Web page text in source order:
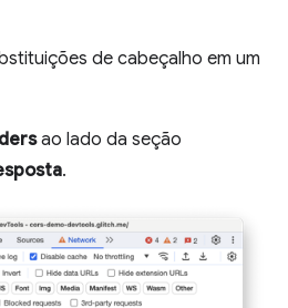
de cabeçalho em um
ao lado da seção
.